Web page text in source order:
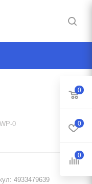
0
4933479639
0
0
0